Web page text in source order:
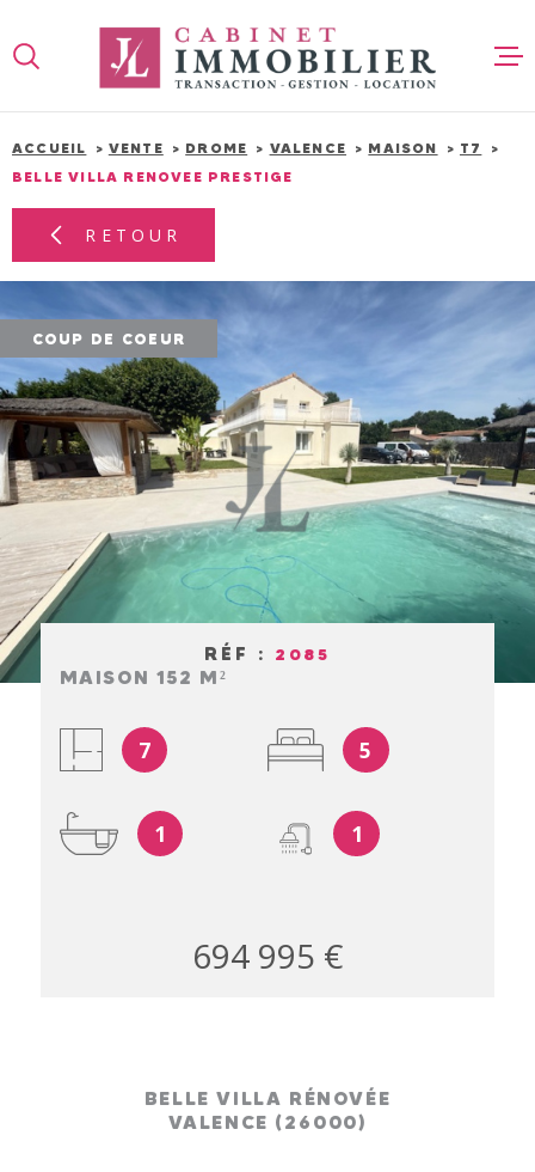
au
menu
au
contenu
IMMO
GESTION
NOTRE
ACCUEIL VENTE DROME VALENCE MAISON
T7
BELLE VILLA RENOVEE PRESTIGE
RETOUR
COUP DE COEUR
RÉF : 2085
MAISON 152 M²
7 5
1 1
694 995 €
BELLE VILLA RÉNOVÉE
VALENCE (26000)